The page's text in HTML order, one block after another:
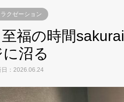
ラクゼーション
至福の時間
沼る
：2026.06.24